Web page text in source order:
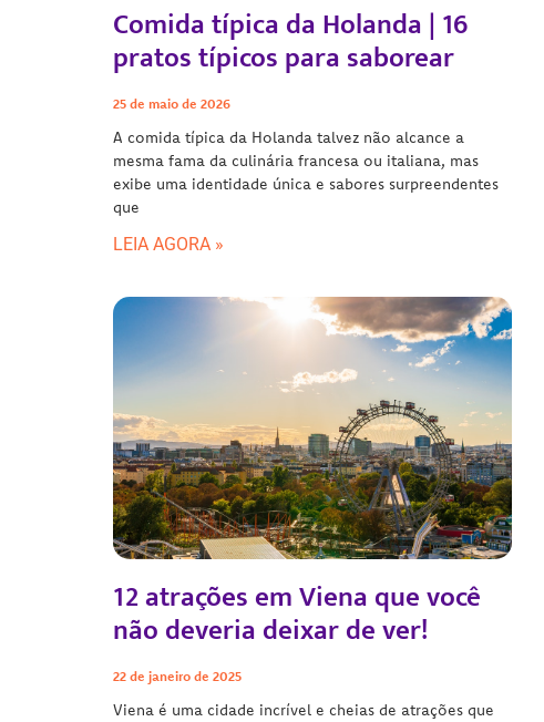
Comida típica da Holanda | 16
pratos típicos para saborear
25 de maio de 2026
A comida típica da Holanda talvez não alcance a
mesma fama da culinária francesa ou italiana, mas
exibe uma identidade única e sabores surpreendentes
que
LEIA AGORA »
12 atrações em Viena que você
não deveria deixar de ver!
22 de janeiro de 2025
Viena é uma cidade incrível e cheias de atrações que